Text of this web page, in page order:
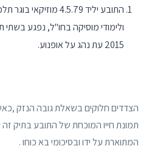
התובע יליד 4.5.79
ולימודי מוסיקה בחו"ל, נפגע בשתי
2015 עת נהג על אופנוע.
הצדדים חלוקים בשאלת גובה הנזק
תמונת חייו המוכחת של התובע בתיק
המתוארת על ידו ובסיכומי בא כוחו .